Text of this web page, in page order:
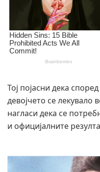
Тој појасни дека
девојчето се лекувало
нагласи дека се
и официјалните